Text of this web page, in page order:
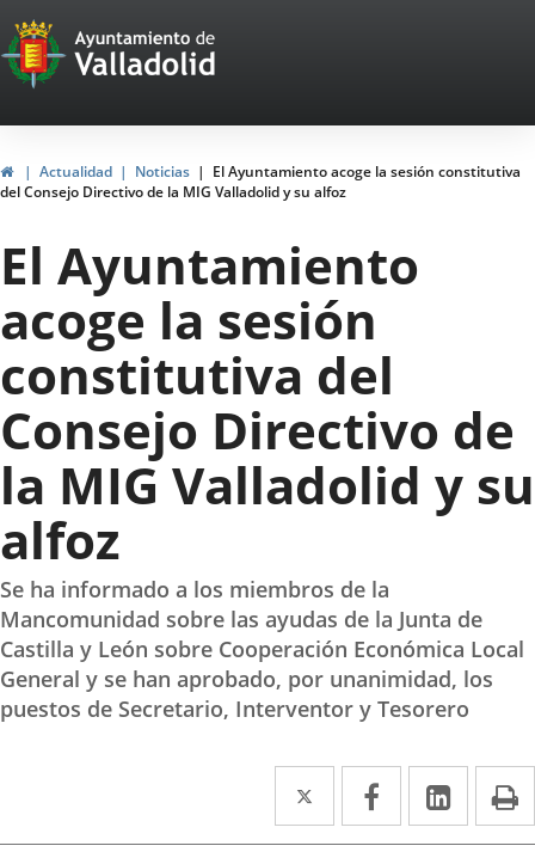
Portal
Web
del
Ayuntamiento
de
Valladolid
HomeActualidad Noticias
El Ayuntamiento acoge la sesión constitutiva
del Consejo Directivo de la MIG Valladolid y su alfoz
El Ayuntamiento
acoge la sesión
constitutiva del
Consejo Directivo de
la MIG Valladolid y su
alfoz
Se ha informado a los miembros de la
Mancomunidad sobre las ayudas de la Junta de
Castilla y León sobre Cooperación Económica Local
General y se han aprobado, por unanimidad, los
puestos de Secretario, Interventor y Tesorero
Twitter
Enlace
a
Facebook
Enlace
a
Enlace
a